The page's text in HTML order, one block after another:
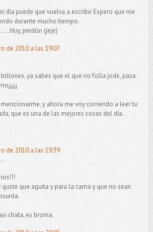
día puede que vuelva a escribir. Espero que me
durante mucho tiempo.
perdón (jeje)
de 2010 a las 19:07
ya sabes que el que no folla jode, pasa
y ahora me voy corriendo a leer tu
que es una de las mejores cosas del día.
de 2010 a las 19:39
que aguita y para la cama y que no sean
chata, es broma.